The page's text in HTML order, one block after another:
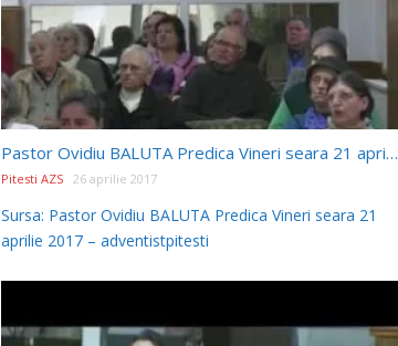
Pastor Ovidiu BALUTA Predica Vineri seara 21 aprilie 2017
Pitesti AZS 26 aprilie 2017
Sursa: Pastor Ovidiu BALUTA Predica Vineri seara 21
aprilie 2017 – adventistpitesti